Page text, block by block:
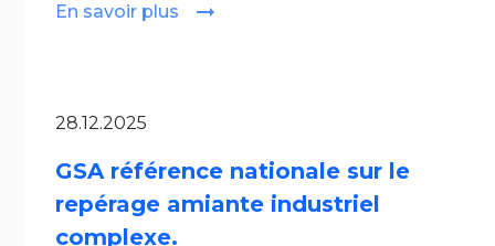
En savoir plus
28.12.2025
GSA référence nationale sur le
repérage amiante industriel
complexe.